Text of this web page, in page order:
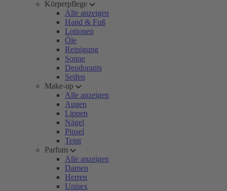
Körperpflege
Alle anzeigen
Hand & Fuß
Lotionen
Öle
Reinigung
Sonne
Deodorants
Seifen
Make-up
Alle anzeigen
Augen
Lippen
Nägel
Pinsel
Teint
Parfum
Alle anzeigen
Damen
Herren
Unisex